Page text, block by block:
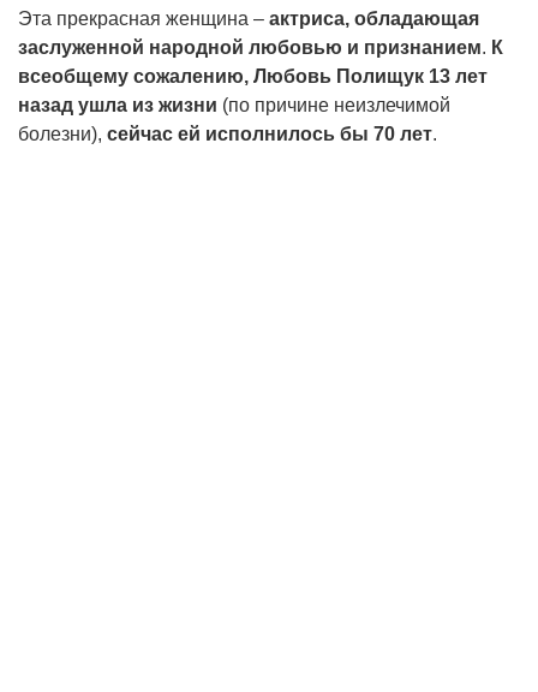
Эта прекрасная женщина – актриса, обладающая
заслуженной народной любовью и признанием. К
всеобщему сожалению, Любовь Полищук 13 лет
назад ушла из жизни (по причине неизлечимой
болезни), сейчас ей исполнилось бы 70 лет.